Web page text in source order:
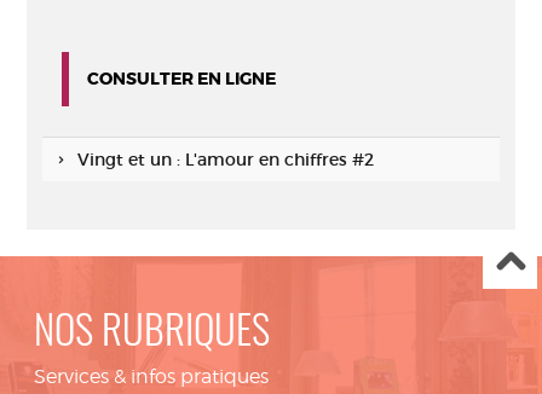
CONSULTER EN LIGNE
Vingt et un : L'amour en chiffres #2
NOS RUBRIQUES
Services & infos pratiques